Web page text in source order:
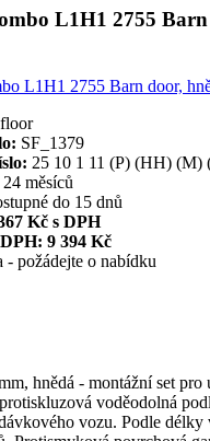
L1H1 2755
SF_1379
25 10 1 11 (P) (HH) (M)
24 měsíců
do 15 dnů
Kč s DPH
9 394 Kč
- požádejte o nabídku
hnědá - montážní set pro
voděodolná
vozu. Podle délky